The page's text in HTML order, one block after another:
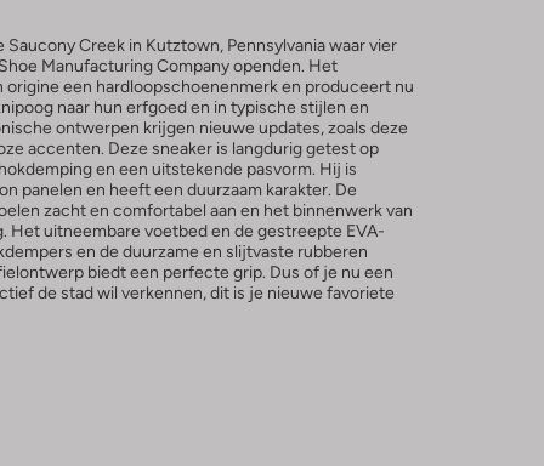
Saucony Creek in Kutztown, Pennsylvania waar vier
Manufacturing Company openden. Het
origine een hardloopschoenenmerk en produceert nu
naar hun erfgoed en in typische stijlen en
ontwerpen krijgen nieuwe updates, zoals deze
accenten. Deze sneaker is langdurig getest op
en een uitstekende pasvorm. Hij is
panelen en heeft een duurzaam karakter. De
zacht en comfortabel aan en het binnenwerk van
Het uitneembare voetbed en de gestreepte EVA-
en de duurzame en slijtvaste rubberen
biedt een perfecte grip. Dus of je nu een
de stad wil verkennen, dit is je nieuwe favoriete